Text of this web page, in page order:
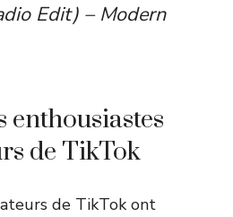
Edit) – Modern
enthousiastes
de TikTok
de TikTok ont